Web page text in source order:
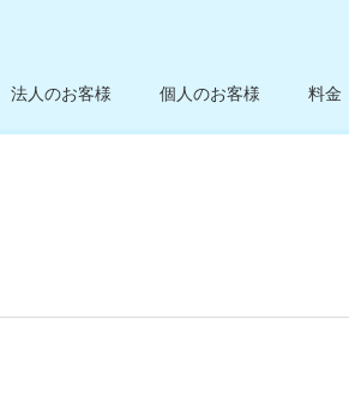
法人のお客様 個人のお客様 料金